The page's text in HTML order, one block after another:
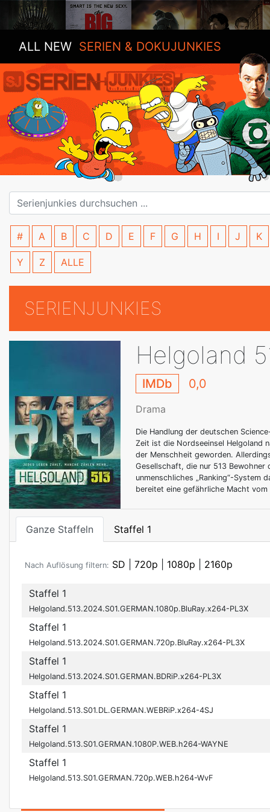
ALL NEW SERIEN & DOKUJUNKIES
# A B C D E F G H I J K
Y Z ALLE
SERIENJUNKIES
Helgoland
IMDb 0,0
Drama
Die Handlung der deutschen
Zeit ist die Nordseeinsel Helgoland
der Menschheit geworden.
Gesellschaft, die nur 513 Bewohner
unmenschliches „Ranking“-System
bereitet eine gefährliche Macht
Ganze Staffeln Staffel 1
Nach Auflösung filtern: SD 720p 1080p 2160p
Staffel 1
Helgoland.513.2024.S01.GERMAN.1080p.BluRay.x264-PL3X
Staffel 1
Helgoland.513.2024.S01.GERMAN.720p.BluRay.x264-PL3X
Staffel 1
Helgoland.513.2024.S01.GERMAN.BDRiP.x264-PL3X
Staffel 1
Helgoland.513.S01.DL.GERMAN.WEBRiP.x264-4SJ
Staffel 1
Helgoland.513.S01.GERMAN.1080P.WEB.h264-WAYNE
Staffel 1
Helgoland.513.S01.GERMAN.720p.WEB.h264-WvF